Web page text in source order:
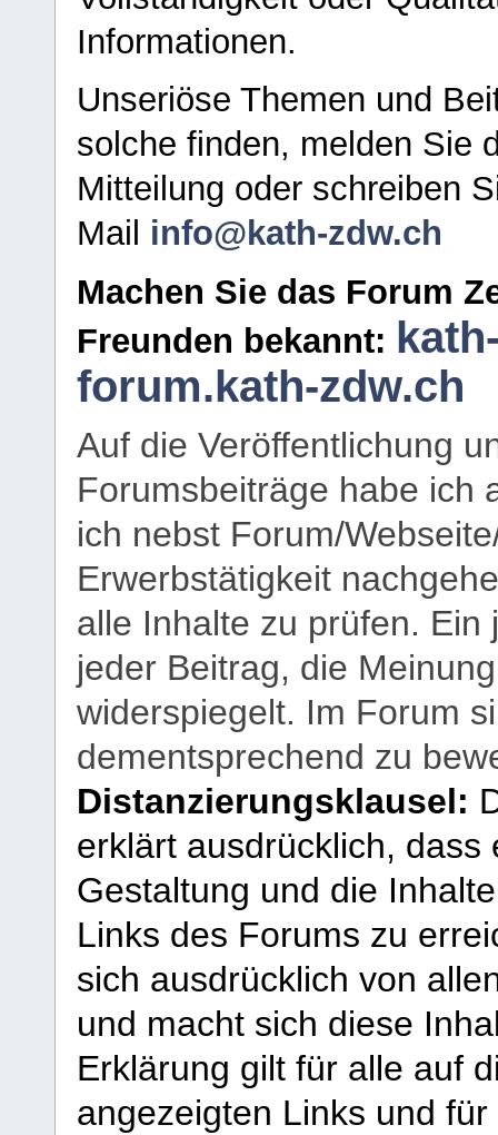
Informationen.
Unseriöse Themen und
solche finden, melden Sie
Mitteilung oder schreiben
Mail info@kath-zdw.ch
Machen Sie das Forum
Freunden bekannt:
forum.kath-zdw.ch
Auf die Veröffentlichung
Forumsbeiträge habe ich
ich nebst Forum/
Erwerbstätigkeit
alle Inhalte zu prüfen.
jeder Beitrag, die
widerspiegelt. Im Forum
dementsprechend zu
Distanzierungsklausel:
erklärt ausdrücklich,
Gestaltung und die
Links des Forums zu
sich ausdrücklich von
und macht sich diese
Erklärung gilt für alle auf
angezeigten Links und